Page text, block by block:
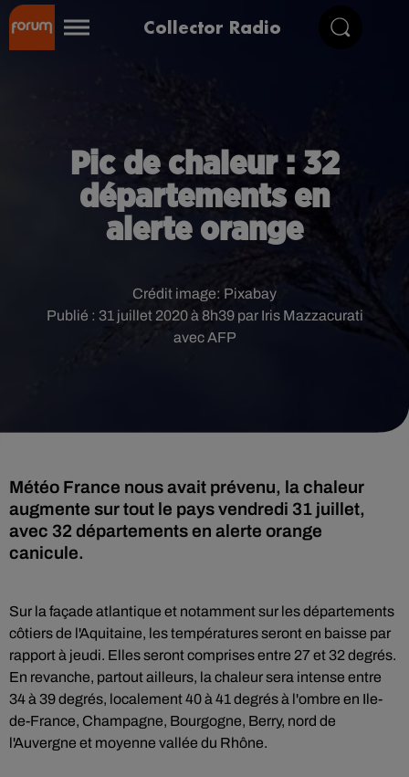
Collector Radio
Pic de chaleur : 32
départements en
alerte orange
Publié : 31 juillet 2020 à 8h39 par Iris Mazzacurati
avec AFP
Crédit image: Pixabay
Météo France nous avait prévenu, la chaleur
augmente sur tout le pays vendredi 31 juillet,
avec 32 départements en alerte orange
canicule.
Sur la façade atlantique et notamment sur les départements
côtiers de l'Aquitaine, les températures seront en baisse par
rapport à jeudi. Elles seront comprises entre 27 et 32 degrés.
En revanche, partout ailleurs, la chaleur sera intense entre
34 à 39 degrés, localement 40 à 41 degrés à l'ombre en Ile-
de-France, Champagne, Bourgogne, Berry, nord de
l'Auvergne et moyenne vallée du Rhône.